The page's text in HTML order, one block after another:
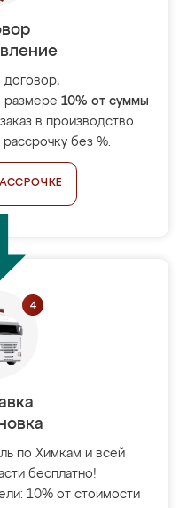
договор,
размере 10% от суммы
в производство.
без %.
по Химкам и всей
бесплатно!
10% от стоимости